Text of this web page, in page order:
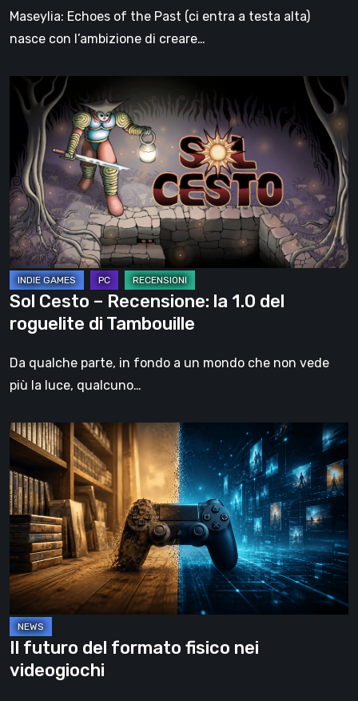
di
Maseylia: Echoes of the Past (ci entra a testa alta)
nasce con l’ambizione di creare…
Cesto
Recensione:
la
1.0
del
roguelite
di
Tambouille
Sol Cesto – Recensione: la 1.0 del
roguelite di Tambouille
Da qualche parte, in fondo a un mondo che non vede
più la luce, qualcuno…
Il
futuro
del
formato
fisico
videogiochi
Il futuro del formato fisico nei
videogiochi